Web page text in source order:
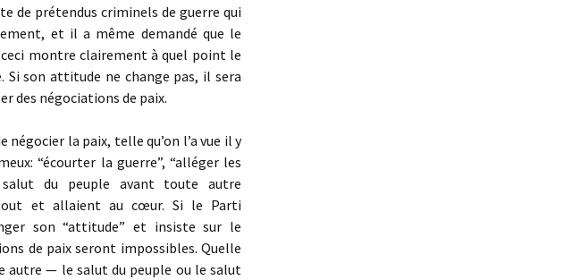
de prétendus criminels de guerre qui
et il a même demandé que le
montre clairement à quel point le
son attitude ne change pas, il sera
des négociations de paix.
la paix, telle qu’on l’a vue il y
“écourter la guerre”, “alléger les
du peuple avant toute autre
et allaient au cœur. Si le Parti
son “attitude” et insiste sur le
de paix seront impossibles. Quelle
autre — le salut du peuple ou le salut